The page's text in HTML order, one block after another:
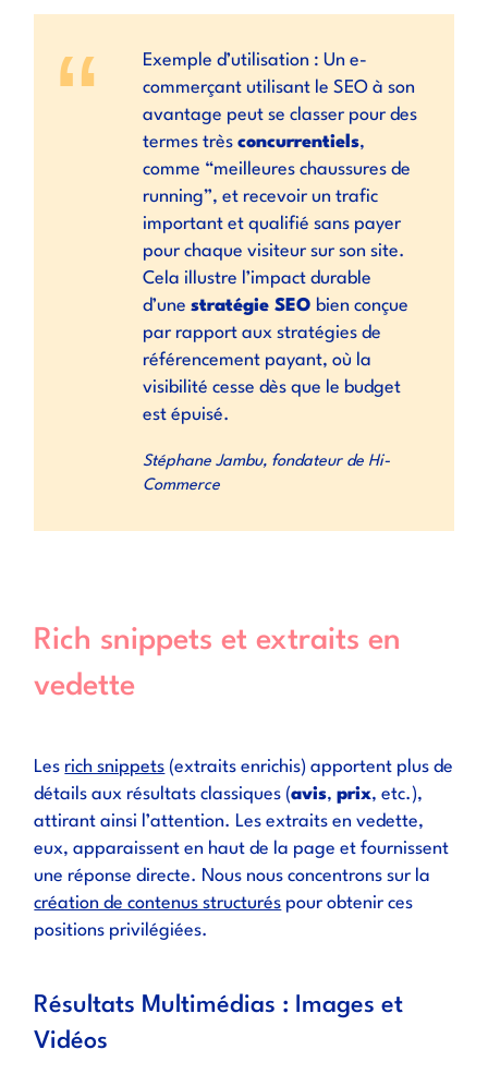
Exemple d’utilisation : Un e-
commerçant utilisant le SEO à son
avantage peut se classer pour des
termes trèsconcurrentiels,
comme “meilleures chaussures de
running”, et recevoir un trafic
important et qualifié sans payer
pour chaque visiteur sur son site.
Cela illustre l’impact durable
d’unestratégie SEO bien conçue
par rapport aux stratégies de
référencement payant, où la
visibilité cesse dès que le budget
est épuisé.
Stéphane Jambu, fondateur de Hi-
Commerce
Rich snippets et extraits en
vedette
Les rich snippets (extraits enrichis) apportent plus de
détails aux résultats classiques (avis,prix, etc.),
attirant ainsi l’attention. Les extraits en vedette,
eux, apparaissent en haut de la page et fournissent
une réponse directe. Nous nous concentrons sur la
création de contenus structurés pour obtenir ces
positions privilégiées.
Résultats Multimédias : Images et
Vidéos